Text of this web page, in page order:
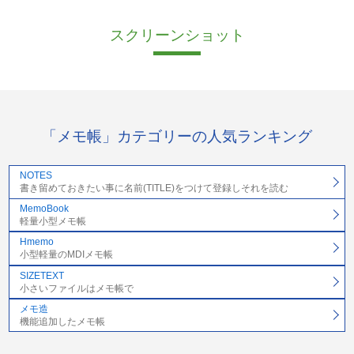
スクリーンショット
「メモ帳」カテゴリーの人気ランキング
NOTES
書き留めておきたい事に名前(TITLE)をつけて登録しそれを読む
MemoBook
軽量小型メモ帳
Hmemo
小型軽量のMDIメモ帳
SIZETEXT
小さいファイルはメモ帳で
メモ造
機能追加したメモ帳